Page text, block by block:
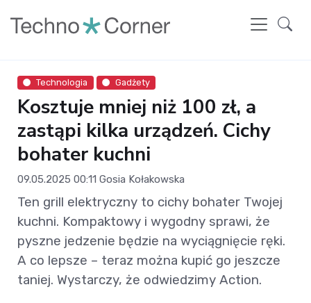
Technologia Gadżety
Kosztuje mniej niż 100 zł, a
zastąpi kilka urządzeń. Cichy
bohater kuchni
09.05.2025 00:11 Gosia Kołakowska
Ten grill elektryczny to cichy bohater Twojej
kuchni. Kompaktowy i wygodny sprawi, że
pyszne jedzenie będzie na wyciągnięcie ręki.
A co lepsze – teraz można kupić go jeszcze
taniej. Wystarczy, że odwiedzimy Action.